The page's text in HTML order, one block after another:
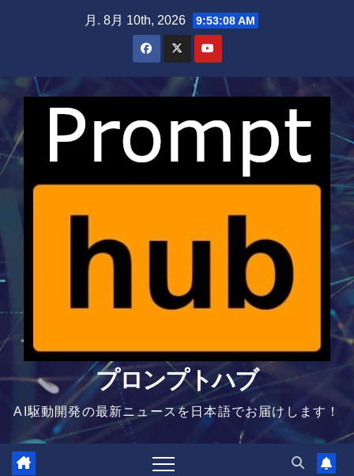
月. 8月 10th, 2026 9:53:09 AM
プロンプトハブ
AI駆動開発の最新ニュースを日本語でお届けします！